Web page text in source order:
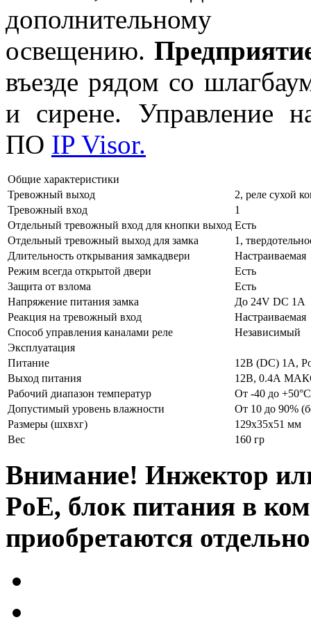
дополнительному
освещению.
въезде рядом со
и сирене. Управление
ПО IP Visor.
Общие характеристики
Тревожный выход
2, реле сухой
Тревожный вход
1
Отдельный тревожный вход для кнопки выход Есть
Отдельный тревожный выход для замка
1,
Длительность открывания замкадвери
Настраиваемая
Режим всегда открытой двери
Есть
Защита от взлома
Есть
Напряжение питания замка
До 24V DC 1A
Реакция на тревожный вход
Настраиваемая
Способ управления каналами реле
Независимый
Эксплуатация
Питание
12В (DC) 1А,
Выход питания
12В, 0.4А
Рабочий диапазон температур
От -40 до +50°С
Допустимый уровень влажности
От 10 до 90%
Размеры (шхвхг)
129х35х51 мм
Вес
160 гр
Внимание! Инжектор
PoE, блок питания в
приобретаются